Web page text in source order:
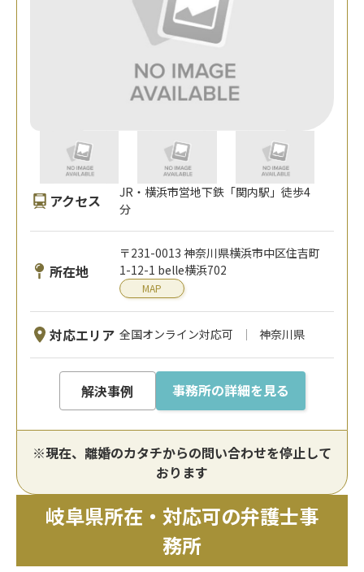
アクセス
JR・横浜市営地下鉄「関内駅」徒歩4
分
所在地
〒231-0013 神奈川県横浜市中区住吉町
1-12-1 belle横浜702
MAP
対応エリア 全国オンライン対応可 神奈川県
解決事例 事務所の詳細を見る
※現在、離婚のカタチからの問い合わせを停止して
おります
岐阜県所在・対応可の弁護士事
務所